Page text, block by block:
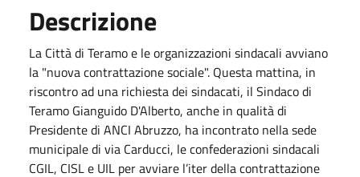
Descrizione
La Città di Teramo e le organizzazioni sindacali avviano
la "nuova contrattazione sociale". Questa mattina, in
riscontro ad una richiesta dei sindacati, il Sindaco di
Teramo Gianguido D'Alberto, anche in qualità di
Presidente di ANCI Abruzzo, ha incontrato nella sede
municipale di via Carducci, le confederazioni sindacali
CGIL, CISL e UIL per avviare l’iter della contrattazione